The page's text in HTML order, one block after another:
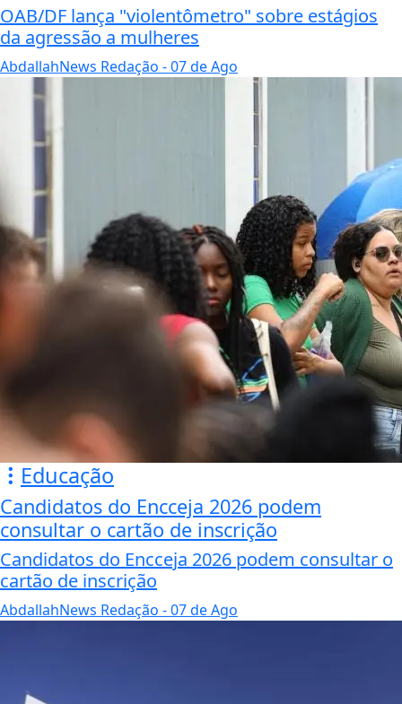
OAB/DF lança "violentômetro" sobre estágios
da agressão a mulheres
AbdallahNews Redação - 07 de Ago
Educação
Candidatos do Encceja 2026 podem
consultar o cartão de inscrição
Candidatos do Encceja 2026 podem consultar o
cartão de inscrição
AbdallahNews Redação - 07 de Ago